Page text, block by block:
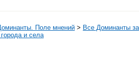
Поле мнений > Все Доминанты
и села